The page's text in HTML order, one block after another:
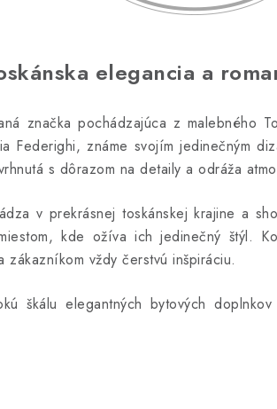
elegancia a
značka pochádzajúca z malebného
Federighi, známe svojím jedinečným
s dôrazom na detaily a odráža
v prekrásnej toskánskej krajine a
kde ožíva ich jedinečný štýl.
vždy čerstvú inšpiráciu.
škálu elegantných bytových